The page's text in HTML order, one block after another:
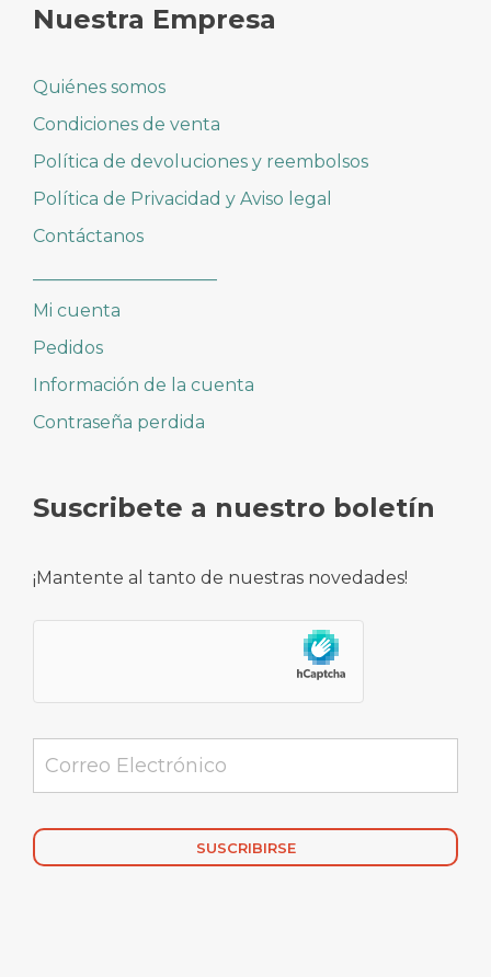
Nuestra Empresa
Quiénes somos
Condiciones de venta
Política de devoluciones y reembolsos
Política de Privacidad y Aviso legal
Contáctanos
Mi cuenta
Pedidos
Información de la cuenta
Contraseña perdida
Suscribete a nuestro boletín
¡Mantente al tanto de nuestras novedades!